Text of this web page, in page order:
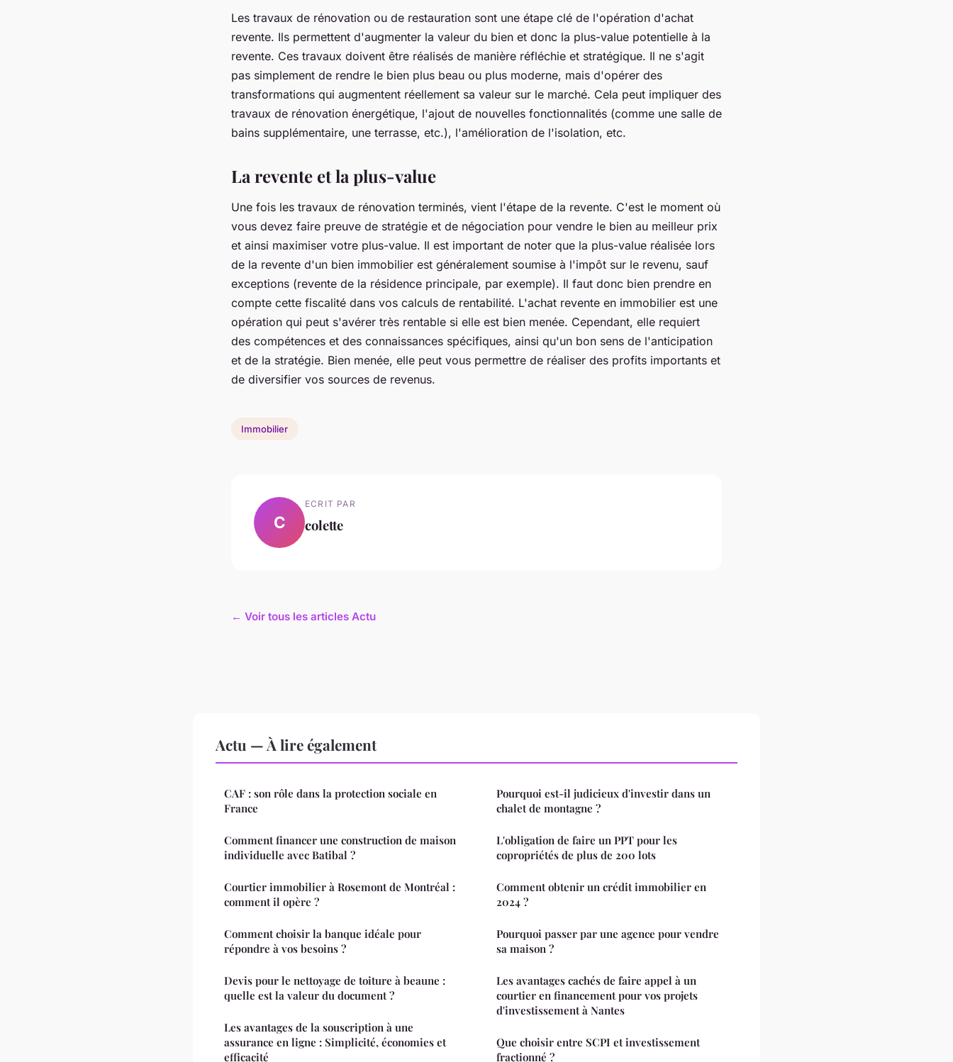
Les travaux de rénovation ou de restauration sont une étape clé de l'opération d'achat
revente. Ils permettent d'augmenter la valeur du bien et donc la plus-value potentielle à la
revente. Ces travaux doivent être réalisés de manière réfléchie et stratégique. Il ne s'agit
pas simplement de rendre le bien plus beau ou plus moderne, mais d'opérer des
transformations qui augmentent réellement sa valeur sur le marché. Cela peut impliquer des
travaux de rénovation énergétique, l'ajout de nouvelles fonctionnalités (comme une salle de
bains supplémentaire, une terrasse, etc.), l'amélioration de l'isolation, etc.
La revente et la plus-value
Une fois les travaux de rénovation terminés, vient l'étape de la revente. C'est le moment où
vous devez faire preuve de stratégie et de négociation pour vendre le bien au meilleur prix
et ainsi maximiser votre plus-value. Il est important de noter que la plus-value réalisée lors
de la revente d'un bien immobilier est généralement soumise à l'impôt sur le revenu, sauf
exceptions (revente de la résidence principale, par exemple). Il faut donc bien prendre en
compte cette fiscalité dans vos calculs de rentabilité. L'achat revente en immobilier est une
opération qui peut s'avérer très rentable si elle est bien menée. Cependant, elle requiert
des compétences et des connaissances spécifiques, ainsi qu'un bon sens de l'anticipation
et de la stratégie. Bien menée, elle peut vous permettre de réaliser des profits importants et
de diversifier vos sources de revenus.
Immobilier
C
ECRIT PAR
colette
← Voir tous les articles Actu
Actu — À lire également
CAF : son rôle dans la protection sociale en
France
Comment financer une construction de maison
individuelle avec Batibal ?
Courtier immobilier à Rosemont de Montréal :
comment il opère ?
Comment choisir la banque idéale pour
répondre à vos besoins ?
Devis pour le nettoyage de toiture à beaune :
quelle est la valeur du document ?
Les avantages de la souscription à une
assurance en ligne : Simplicité, économies et
efficacité
Pourquoi est-il judicieux d'investir dans un
chalet de montagne ?
L'obligation de faire un PPT pour les
copropriétés de plus de 200 lots
Comment obtenir un crédit immobilier en
2024 ?
Pourquoi passer par une agence pour vendre
sa maison ?
Les avantages cachés de faire appel à un
courtier en financement pour vos projets
d'investissement à Nantes
Que choisir entre SCPI et investissement
fractionné ?